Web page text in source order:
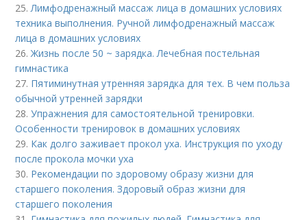
25. Лимфодренажный массаж лица в домашних условиях
техника выполнения. Ручной лимфодренажный массаж
лица в домашних условиях
26.Жизнь после 50 ~ зарядка. Лечебная постельная
гимнастика
27. Пятиминутная утренняя зарядка для тех. В чем польза
обычной утренней зарядки
28.Упражнения для самостоятельной тренировки.
Особенности тренировок в домашних условиях
29. Как долго заживает прокол уха. Инструкция по уходу
после прокола мочки уха
30. Рекомендации по здоровому образу жизни для
старшего поколения. Здоровый образ жизни для
старшего поколения